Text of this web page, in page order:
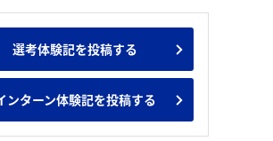
ング みんなのインターン人気企業ランキ
ュー
選考体験記を投稿する
ンターン体験記を投稿する